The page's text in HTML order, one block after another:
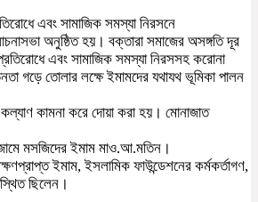
এবং সামাজিক সমস্যা নিরসনে
অনুষ্ঠিত হয়। বক্তারা সমাজের অসঙ্গতি দূর
এবং সামাজিক সমস্যা নিরসসহ করোনা
গড়ে তোলার লক্ষে ইমামদের যথাযথ ভূমিকা পালন
কামনা করে দোয়া করা হয়। মোনাজাত
মসজিদের ইমাম মাও.আ.মতিন।
ইমাম, ইসলামিক ফাউন্ডেশনের কর্মকর্তাগণ,
ছিলেন।